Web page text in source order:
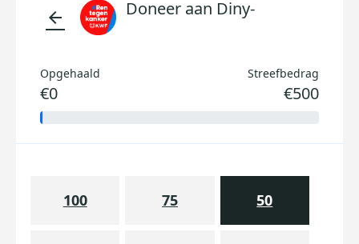
arrow_back Doneer aan Diny-
Opgehaald
€0
Streefbedrag
€500
100 75 50